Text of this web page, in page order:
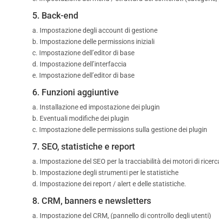
5. Back-end
a. Impostazione degli account di gestione
b. Impostazione delle permissions iniziali
c. Impostazione dell’editor di base
d. Impostazione dell’interfaccia
e. Impostazione dell’editor di base
6. Funzioni aggiuntive
a. Installazione ed impostazione dei plugin
b. Eventuali modifiche dei plugin
c. Impostazione delle permissions sulla gestione dei plugin
7. SEO, statistiche e report
a. Impostazione del SEO per la tracciabilità dei motori di
b. Impostazione degli strumenti per le statistiche
d. Impostazione dei report / alert e delle statistiche.
8. CRM, banners e newsletters
a. Impostazione del CRM, (pannello di controllo degli utenti)